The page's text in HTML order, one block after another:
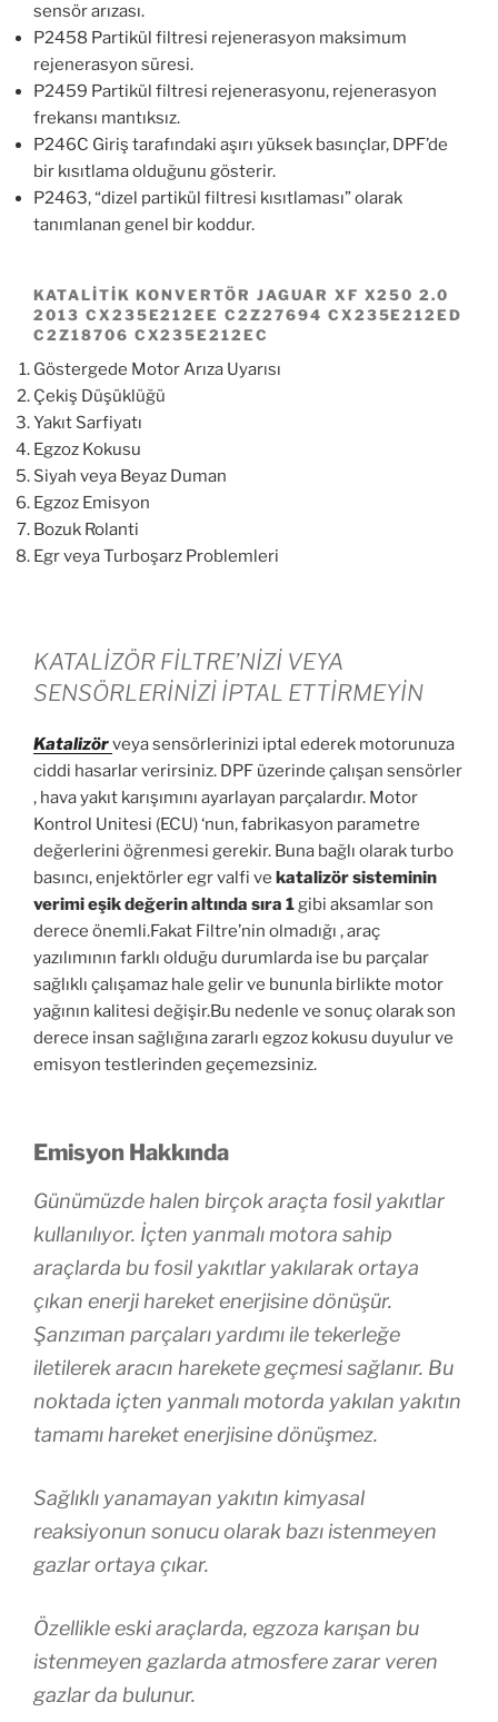
sensör arızası.
P2458 Partikül filtresi rejenerasyon maksimum
rejenerasyon süresi.
P2459 Partikül filtresi rejenerasyonu, rejenerasyon
frekansı mantıksız.
P246C Giriş tarafındaki aşırı yüksek basınçlar, DPF’de
bir kısıtlama olduğunu gösterir.
P2463, “dizel partikül filtresi kısıtlaması” olarak
tanımlanan genel bir koddur.
KATALITIK KONVERTÖR JAGUAR XF X250 2.0
2013 CX235E212EE C2Z27694 CX235E212ED
C2Z18706 CX235E212EC
Göstergede Motor Arıza Uyarısı
Çekiş Düşüklüğü
Yakıt Sarfiyatı
Egzoz Kokusu
Siyah veya Beyaz Duman
Egzoz Emisyon
Bozuk Rolanti
Egr veya Turboşarz Problemleri
KATALİZÖR FİLTRE’NİZİ VEYA
SENSÖRLERİNİZİ İPTAL ETTİRMEYİN
Katalizörveya sensörlerinizi iptal ederek motorunuza
ciddi hasarlar verirsiniz. DPF üzerinde çalışan sensörler
, hava yakıt karışımını ayarlayan parçalardır. Motor
Kontrol Unitesi (ECU) ‘nun, fabrikasyon parametre
değerlerini öğrenmesi gerekir. Buna bağlı olarak turbo
basıncı, enjektörler egr valfi ve katalizör sisteminin
verimi eşik değerin altında sıra 1gibi aksamlar son
derece önemli.Fakat Filtre’nin olmadığı , araç
yazılımının farklı olduğu durumlarda ise bu parçalar
sağlıklı çalışamaz hale gelir ve bununla birlikte motor
yağının kalitesi değişir.Bu nedenle ve sonuç olarak son
derece insan sağlığına zararlı egzoz kokusu duyulur ve
emisyon testlerinden geçemezsiniz.
Emisyon Hakkında
Günümüzde halen birçok araçta fosil yakıtlar
kullanılıyor. İçten yanmalı motora sahip
araçlarda bu fosil yakıtlar yakılarak ortaya
çıkan enerji hareket enerjisine dönüşür.
Şanzıman parçaları yardımı ile tekerleğe
iletilerek aracın harekete geçmesi sağlanır. Bu
noktada içten yanmalı motorda yakılan yakıtın
tamamı hareket enerjisine dönüşmez.
Sağlıklı yanamayan yakıtın kimyasal
reaksiyonun sonucu olarak bazı istenmeyen
gazlar ortaya çıkar.
Özellikle eski araçlarda, egzoza karışan bu
istenmeyen gazlarda atmosfere zarar veren
gazlar da bulunur.